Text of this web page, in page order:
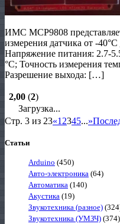
ИМС MCP9808
измерения датчика от -
Напряжение питания: 2.7-
°C; Точность измерения
Разрешение выхода: […]
2,00 (2)
Загрузка...
Стр. 3 из 23«1 2345...»
Статьи
Arduino (450)
Авто-электроника (64)
Автоматика (140)
Акустика (19)
Звукотехника (разное)
Звукотехника (УМЗЧ) (374)